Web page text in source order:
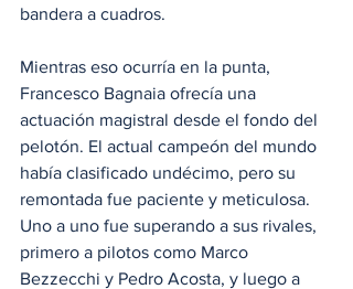
bandera a cuadros.
Mientras eso ocurría en la punta,
Francesco Bagnaia ofrecía una
actuación magistral desde el fondo del
pelotón. El actual campeón del mundo
había clasificado undécimo, pero su
remontada fue paciente y meticulosa.
Uno a uno fue superando a sus rivales,
primero a pilotos como Marco
Bezzecchi y Pedro Acosta, y luego a